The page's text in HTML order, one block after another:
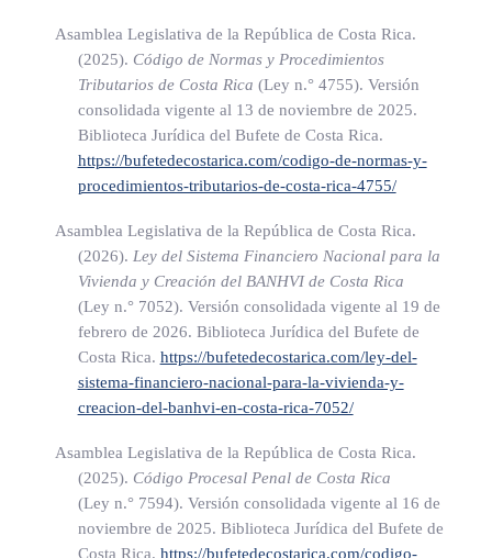
Mixto de Ayuda Social (IMAS), el que recibirá el traslado de
los recursos correspondientes. Su Junta Directiva dictará la
normativa correspondiente para su ejecución.
Además, esta oficina deberá coordinar, con otras instituciones
del Estado, las donaciones o los convenios para el
aprovechamiento eficiente de becas, facilidades o insumos
para la salud y cualquier otro beneficio o recurso en general
disponibles en dichas instituciones, a las cuales se les faculta
para donar recursos o bienes que resulten en favor de esta
programas que los cubren y en la ejecución de dichos
recursos.
Los recursos dedicados a este fin al Instituto Mixto de Ayuda
Social (IMAS)-solo podrán ser utilizados en favor de sus
beneficiarios y no podrán utilizarse en gastos de
administración, ni ejecución.
Asamblea Legislativa de la República de Costa Rica.
(2025). Código de Normas y Procedimientos
Tributarios de Costa Rica (Ley n.° 4755). Versión
consolidada vigente al 13 de noviembre de 2025.
Biblioteca Jurídica del Bufete de Costa Rica.
https://bufetedecostarica.com/codigo-de-normas-y-
procedimientos-tributarios-de-costa-rica-4755/
Asamblea Legislativa de la República de Costa Rica.
(2026). Ley del Sistema Financiero Nacional para la
Vivienda y Creación del BANHVI de Costa Rica
(Ley n.° 7052). Versión consolidada vigente al 19 de
febrero de 2026. Biblioteca Jurídica del Bufete de
Costa Rica. https://bufetedecostarica.com/ley-del-
sistema-financiero-nacional-para-la-vivienda-y-
creacion-del-banhvi-en-costa-rica-7052/
Asamblea Legislativa de la República de Costa Rica.
(2025). Código Procesal Penal de Costa Rica
(Ley n.° 7594). Versión consolidada vigente al 16 de
noviembre de 2025. Biblioteca Jurídica del Bufete de
Costa Rica. https://bufetedecostarica.com/codigo-